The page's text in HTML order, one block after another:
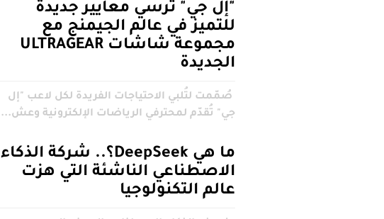
"إل جي" ترسي معايير جديدة
للتميز في عالم الجيمنج مع
مجموعة شاشات ULTRAGEAR
الجديدة
صُمّمت لتُلبي الاحتياجات الفريدة لكل لاعب "إل
جي" تُقدّم لمحترفي الرياضات الإلكترونية وعش...
ما هي DeepSeek؟.. شركة الذكاء
الاصطناعي الناشئة التي هزت
عالم التكنولوجيا